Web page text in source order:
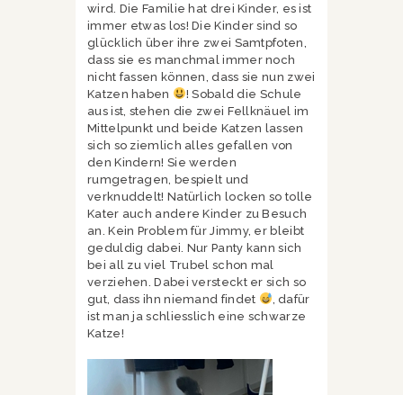
wird. Die Familie hat drei Kinder, es ist
immer etwas los! Die Kinder sind so
glücklich über ihre zwei Samtpfoten,
dass sie es manchmal immer noch
nicht fassen können, dass sie nun zwei
Katzen haben
! Sobald die Schule
aus ist, stehen die zwei Fellknäuel im
Mittelpunkt und beide Katzen lassen
sich so ziemlich alles gefallen von
den Kindern! Sie werden
rumgetragen, bespielt und
verknuddelt! Natürlich locken so tolle
Kater auch andere Kinder zu Besuch
an. Kein Problem für Jimmy, er bleibt
geduldig dabei. Nur Panty kann sich
bei all zu viel Trubel schon mal
verziehen. Dabei versteckt er sich so
gut, dass ihn niemand findet
, dafür
ist man ja schliesslich eine schwarze
Katze!